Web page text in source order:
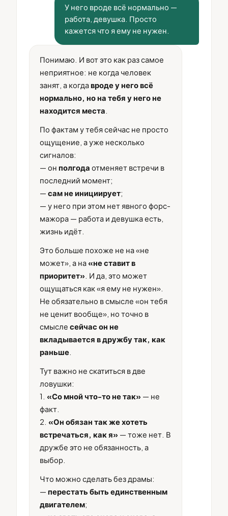
У него вроде всё нормально —
работа, девушка. Просто
кажется что я ему не нужен.
Понимаю. И вот это как раз самое
неприятное: не когда человек
занят, а когдавроде у него всё
нормально, но на тебя у него не
находится места
По фактам у тебя сейчас не просто
ощущение, а уже несколько
сигналов:
— он полгода отменяет встречи в
последний момент;
— сам не инициирует;
— у него при этом нет явного форс-
мажора — работа и девушка есть,
жизнь идёт.
Это больше похоже не на «не
может», а на «не ставит в
приоритет» . И да, это может
ощущаться как «я ему не нужен».
Не обязательно в смысле «он тебя
не ценит вообще», но точно в
смысле сейчас он не
вкладывается в дружбу так, как
раньше
Тут важно не скатиться в две
ловушки:
1. «Со мной что-то не так» — не
факт.
2. «Он обязан так же хотеть
встречаться, как я» — тоже нет. В
дружбе это не обязанность, а
выбор.
Что можно сделать без драмы:
— перестать быть единственным
двигателем;